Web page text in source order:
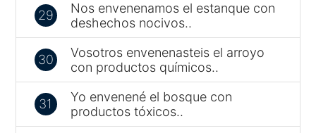
29
Nos envenenamos el estanque con
deshechos nocivos..
30
Vosotros envenenasteis el arroyo
con productos químicos..
31
Yo envenené el bosque con
productos tóxicos..